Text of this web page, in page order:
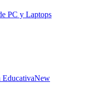
PC y Laptops
EducativaNew